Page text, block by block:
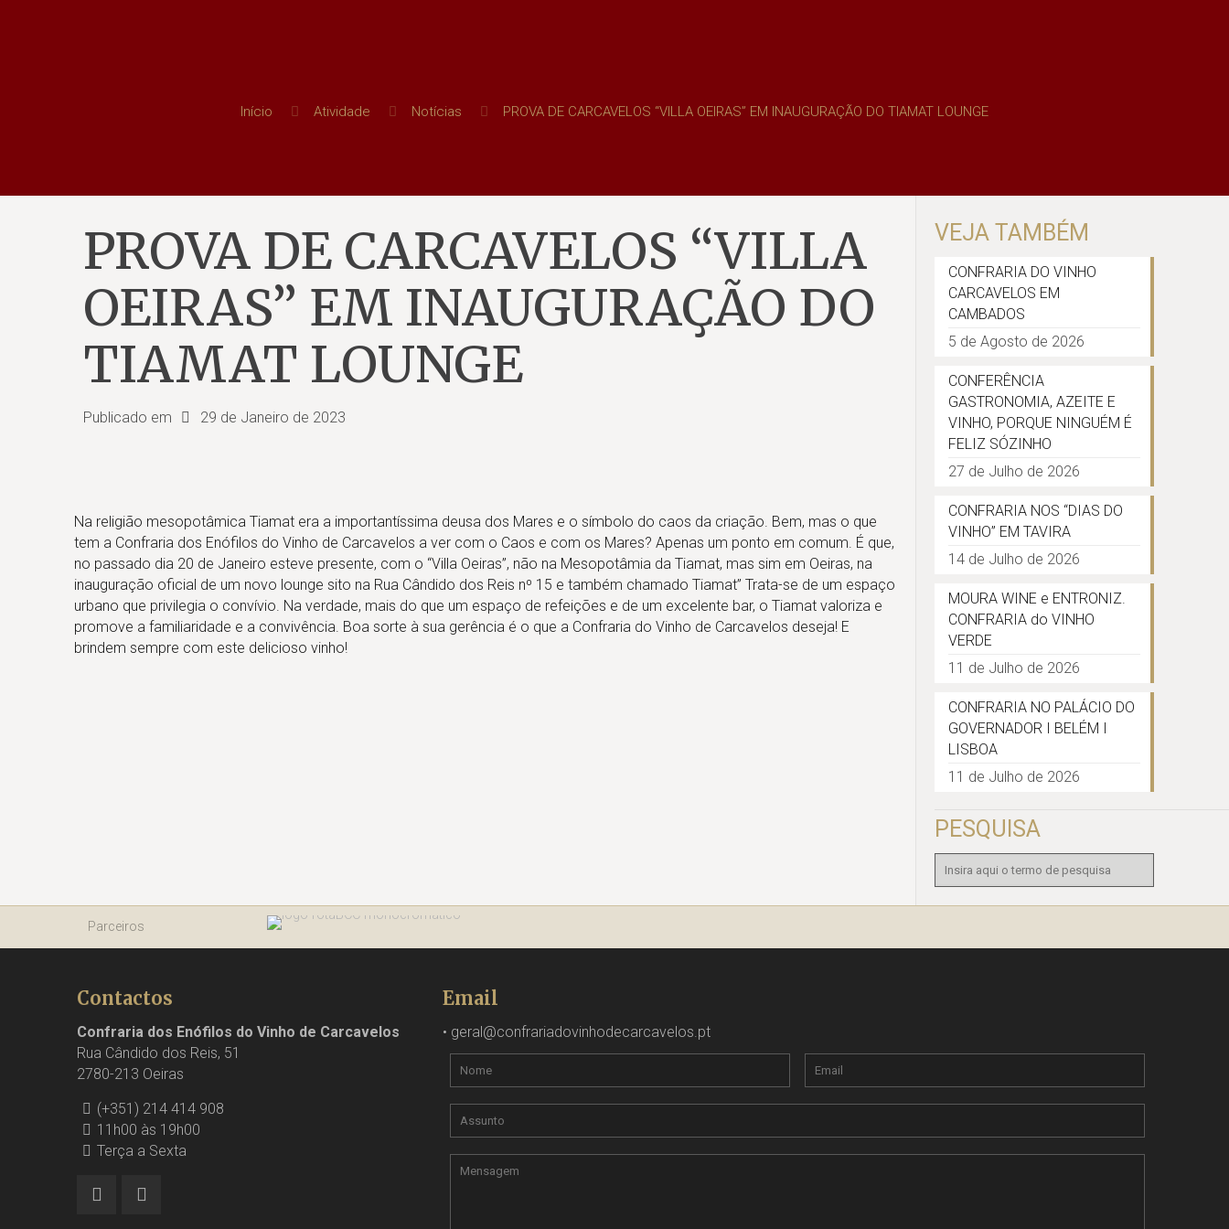
Início Atividade Notícias PROVA DE CARCAVELOS “VILLA OEIRAS” EM INAUGURAÇÃO DO TIAMAT LOUNGE
PROVA DE CARCAVELOS “VILLA
OEIRAS” EM INAUGURAÇÃO DO
TIAMAT LOUNGE
Publicado em 29 de Janeiro de 2023
Na religião mesopotâmica Tiamat era a importantíssima deusa dos Mares e o símbolo do caos da criação. Bem, mas o que
tem a Confraria dos Enófilos do Vinho de Carcavelos a ver com o Caos e com os Mares? Apenas um ponto em comum. É que,
no passado dia 20 de Janeiro esteve presente, com o “Villa Oeiras”, não na Mesopotâmia da Tiamat, mas sim em Oeiras, na
inauguração oficial de um novo lounge sito na Rua Cândido dos Reis nº 15 e também chamado Tiamat” Trata-se de um espaço
urbano que privilegia o convívio. Na verdade, mais do que um espaço de refeições e de um excelente bar, o Tiamat valoriza e
promove a familiaridade e a convivência. Boa sorte à sua gerência é o que a Confraria do Vinho de Carcavelos deseja! E
brindem sempre com este delicioso vinho!
VEJA TAMBÉM
CONFRARIA DO VINHO
CARCAVELOS EM
CAMBADOS
5 de Agosto de 2026
CONFERÊNCIA
GASTRONOMIA, AZEITE E
VINHO, PORQUE NINGUÉM É
FELIZ SÓZINHO
27 de Julho de 2026
CONFRARIA NOS “DIAS DO
VINHO” EM TAVIRA
14 de Julho de 2026
MOURA WINE e ENTRONIZ.
CONFRARIA do VINHO
VERDE
11 de Julho de 2026
CONFRARIA NO PALÁCIO DO
GOVERNADOR I BELÉM I
LISBOA
11 de Julho de 2026
PESQUISA
Parceiros
Contactos
Confraria dos Enófilos do Vinho de Carcavelos
Rua Cândido dos Reis, 51
2780-213 Oeiras
(+351) 214 414 908
11h00 às 19h00
Terça a Sexta
Email
• geral@confrariadovinhodecarcavelos.pt